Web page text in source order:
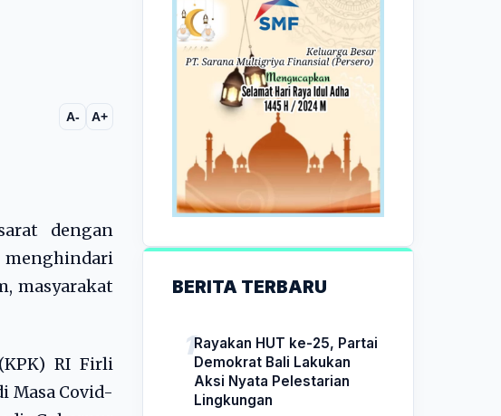
A- A+
dengan
masyarakat
RI Firli
Masa Covid-
BERITA TERBARU
Rayakan HUT ke-25, Partai
Demokrat Bali Lakukan
Aksi Nyata Pelestarian
Lingkungan